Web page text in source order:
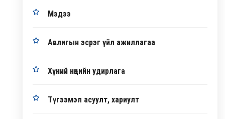
Мэдээ
Авлигын эсрэг үйл ажиллагаа
Хүний нөөцийн удирлага
Түгээмэл асуулт, хариулт